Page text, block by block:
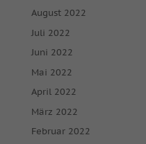
August 2022
Juli 2022
Juni 2022
Mai 2022
April 2022
März 2022
Februar 2022